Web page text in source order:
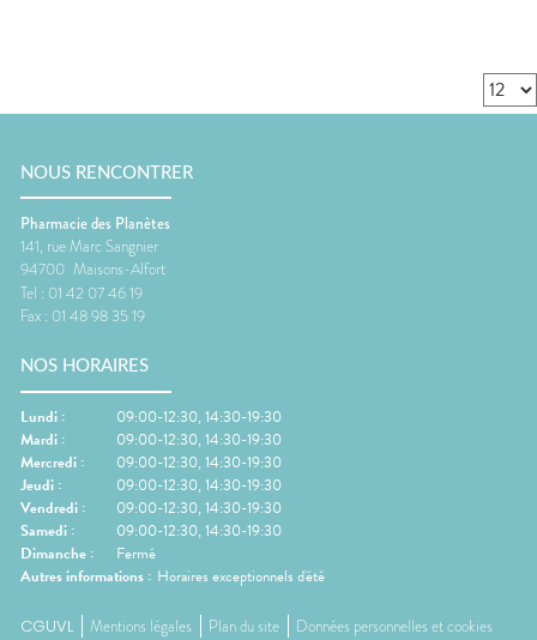
NOUS RENCONTRER
Pharmacie des Planètes
141, rue Marc Sangnier
94700 Maisons-Alfort
Tel : 01 42 07 46 19
Fax : 01 48 98 35 19
NOS HORAIRES
Lundi :
09:00-12:30, 14:30-19:30
Mardi :
09:00-12:30, 14:30-19:30
Mercredi :
09:00-12:30, 14:30-19:30
Jeudi :
09:00-12:30, 14:30-19:30
Vendredi :
09:00-12:30, 14:30-19:30
Samedi :
09:00-12:30, 14:30-19:30
Dimanche :
Fermé
Autres informations : Horaires exceptionnels d'été
CGUVL Mentions légales Plan du site Données personnelles et cookies